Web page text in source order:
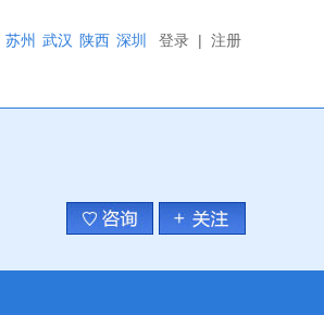
苏州 武汉 陕西 深圳 登录 | 注册